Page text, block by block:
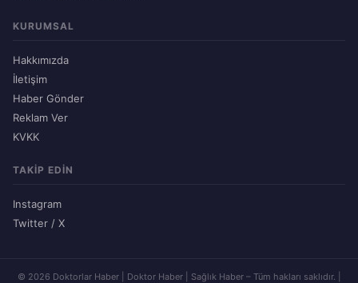
KURUMSAL
Hakkımızda
İletişim
Haber Gönder
Reklam Ver
KVKK
TAKIP EDIN
Instagram
Twitter / X
© 2026 Doktorlar Haber | Doktor Haber | Sağlık Haber – Tüm hakları saklıdır. |